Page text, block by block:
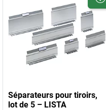
Séparateurs pour tiroirs,
lot de 5 – LISTA